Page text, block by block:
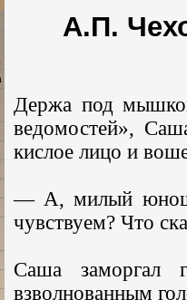
А.П.
Держа под
ведомостей»,
кислое лицо и
— А, милый
чувствуем? Что
Саша заморгал
взволнованным